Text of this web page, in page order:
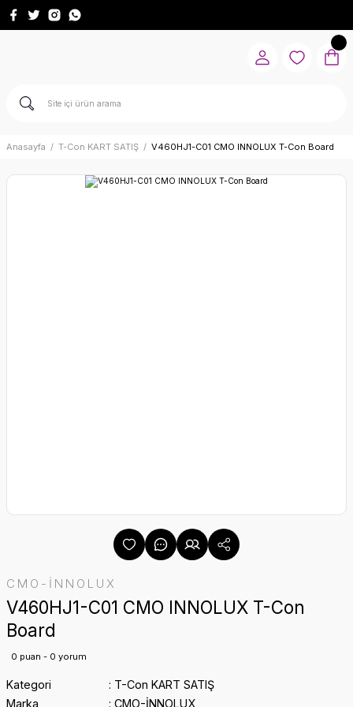
Anasayfa T-Con KART SATIŞ V460HJ1-C01 CMO INNOLUX T-Con Board
CMO-İNNOLUX
V460HJ1-C01 CMO INNOLUX T-Con
Board
0 puan - 0 yorum
Kategori
T-Con KART SATIŞ
Marka
CMO-İNNOLUX